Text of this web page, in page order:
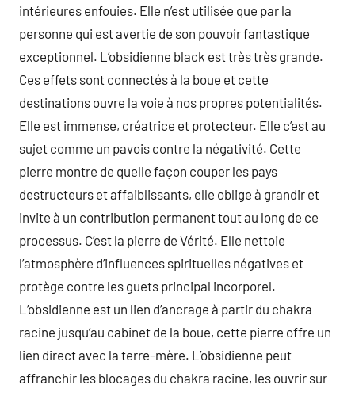
intérieures enfouies. Elle n’est utilisée que par la
personne qui est avertie de son pouvoir fantastique
exceptionnel. L’obsidienne black est très très grande.
Ces effets sont connectés à la boue et cette
destinations ouvre la voie à nos propres potentialités.
Elle est immense, créatrice et protecteur. Elle c’est au
sujet comme un pavois contre la négativité. Cette
pierre montre de quelle façon couper les pays
destructeurs et affaiblissants, elle oblige à grandir et
invite à un contribution permanent tout au long de ce
processus. C’est la pierre de Vérité. Elle nettoie
l’atmosphère d’influences spirituelles négatives et
protège contre les guets principal incorporel.
L’obsidienne est un lien d’ancrage à partir du chakra
racine jusqu’au cabinet de la boue, cette pierre offre un
lien direct avec la terre-mère. L’obsidienne peut
affranchir les blocages du chakra racine, les ouvrir sur